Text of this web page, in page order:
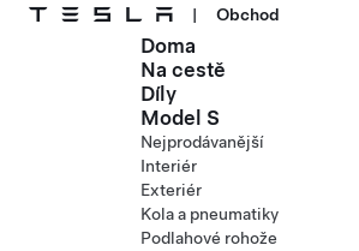
Přejít na hlavní obsah
| Obchod
Doma
Na cestě
Díly
Model S
Nejprodávanější
Interiér
Exteriér
Kola a pneumatiky
Podlahové rohože